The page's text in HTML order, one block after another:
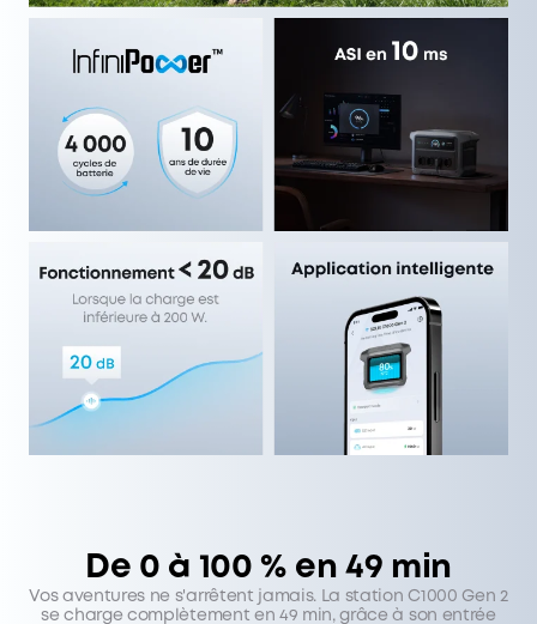
De 0 à 100 % en 49 min
Vos aventures ne s'arrêtent jamais. La station C1000 Gen 2
se charge complètement en 49 min, grâce à son entrée